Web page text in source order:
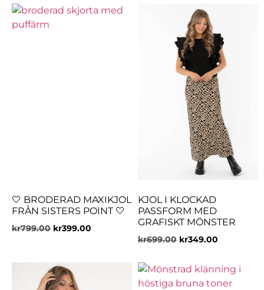
🤍 BRODERAD MAXIKJOL
FRÅN SISTERS POINT 🤍
kr799.00 kr399.00
KJOL I KLOCKAD
PASSFORM MED
GRAFISKT MÖNSTER
kr699.00 kr349.00